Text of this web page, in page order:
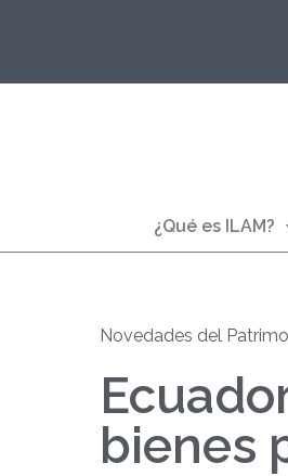
¿Qué es ILAM?
Novedades del
bienes